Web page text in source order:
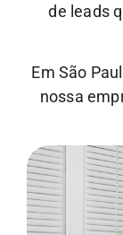
de leads
Em São
nossa